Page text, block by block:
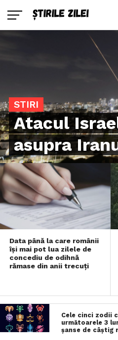
STIRI
Atacul
asupra
Data până la care românii
îşi mai pot lua zilele de
concediu de odihnă
rămase din anii trecuţi
Cele cinci zodii
următoarele 3
șanse de câștig